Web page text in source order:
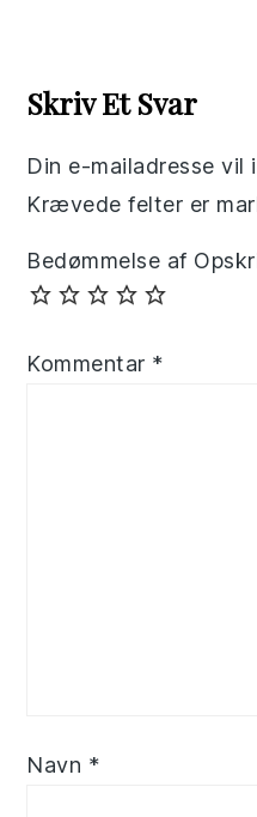
Interactions
Skriv Et Svar
Din e-mailadresse vil
Krævede felter er
Bedømmelse af
Kommentar *
Navn *